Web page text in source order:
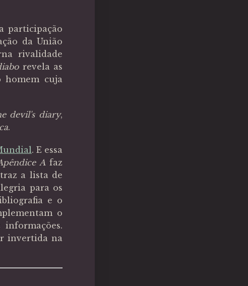
participação
da União
rivalidade
revela as
homem cuja
devil's diary,
.
. E essa
A faz
a lista de
para os
e o
o
invertida na